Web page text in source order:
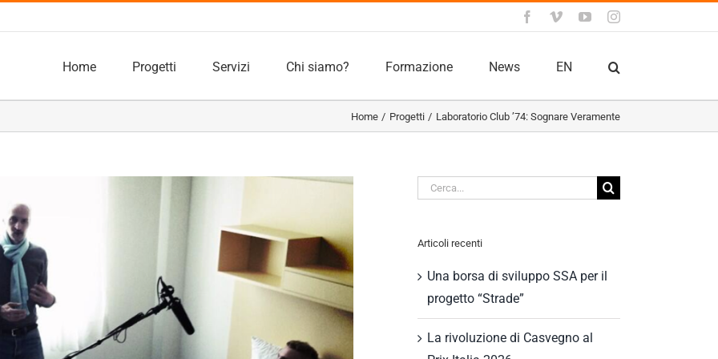
Facebook
VimeoYouTubeInstagram
Home Progetti Servizi Chi siamo? Formazione News EN
Home Progetti Laboratorio Club ’74: Sognare Veramente
Cerca
Articoli recenti
Una borsa di sviluppo SSA per il
progetto “Strade”
La rivoluzione di Casvegno al